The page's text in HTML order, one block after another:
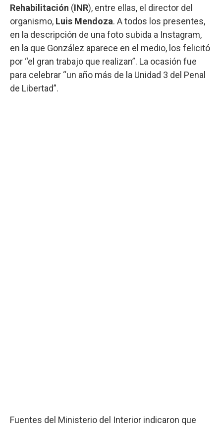
Rehabilitación (INR), entre ellas, el director del
organismo, Luis Mendoza. A todos los presentes,
en la descripción de una foto subida a Instagram,
en la que González aparece en el medio, los felicitó
por “el gran trabajo que realizan”. La ocasión fue
para celebrar “un año más de la Unidad 3 del Penal
de Libertad”.
Fuentes del Ministerio del Interior indicaron que